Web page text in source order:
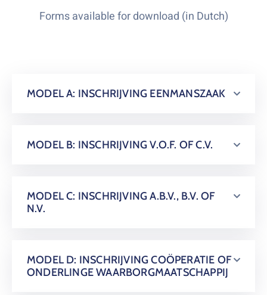
Forms available for download (in Dutch)
MODEL A: INSCHRIJVING EENMANSZAAK
MODEL B: INSCHRIJVING V.O.F. OF C.V.
MODEL C: INSCHRIJVING A.B.V., B.V. OF
N.V.
MODEL D: INSCHRIJVING COÖPERATIE OF
ONDERLINGE WAARBORGMAATSCHAPPIJ